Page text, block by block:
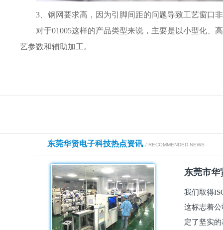
3、钢网要求高，因为引脚间距的问题导致工艺窗口
对于01005这样的产品类型来说，主要是以小型化、
艺参数和辅助加工。
东莞华贤电子科技热点资讯 / RECOMMENDED NEWS
东莞市华
我们取得
这标志着
定了坚实